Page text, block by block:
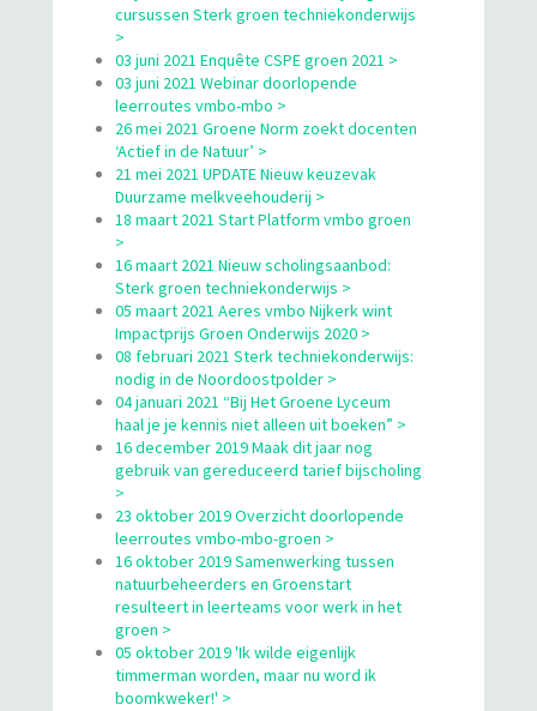
cursussen Sterk groen techniekonderwijs
>
03 juni 2021 Enquête CSPE groen 2021 >
03 juni 2021 Webinar doorlopende
leerroutes vmbo-mbo >
26 mei 2021 Groene Norm zoekt docenten
‘Actief in de Natuur’ >
21 mei 2021 UPDATE Nieuw keuzevak
Duurzame melkveehouderij >
18 maart 2021 Start Platform vmbo groen
>
16 maart 2021 Nieuw scholingsaanbod:
Sterk groen techniekonderwijs >
05 maart 2021 Aeres vmbo Nijkerk wint
Impactprijs Groen Onderwijs 2020 >
08 februari 2021 Sterk techniekonderwijs:
nodig in de Noordoostpolder >
04 januari 2021 “Bij Het Groene Lyceum
haal je je kennis niet alleen uit boeken” >
16 december 2019 Maak dit jaar nog
gebruik van gereduceerd tarief bijscholing
>
23 oktober 2019 Overzicht doorlopende
leerroutes vmbo-mbo-groen >
16 oktober 2019 Samenwerking tussen
natuurbeheerders en Groenstart
resulteert in leerteams voor werk in het
groen >
05 oktober 2019 'Ik wilde eigenlijk
timmerman worden, maar nu word ik
boomkweker!' >